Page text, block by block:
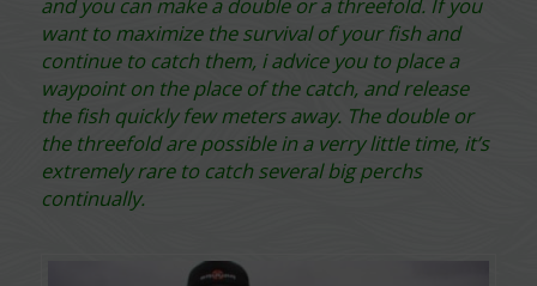
want to maximize the survival of your fish and
continue to catch them, i advice you to place a
waypoint on the place of the catch, and release
the fish quickly few meters away. The double or
the threefold are possible in a verry little time, it’s
extremely rare to catch several big perchs
continually.